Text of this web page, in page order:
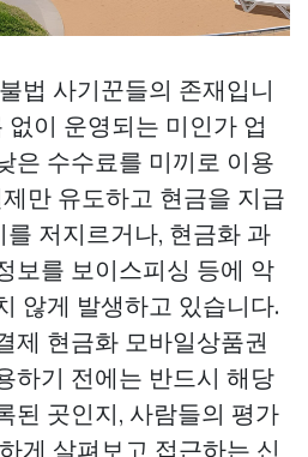
법 사기꾼들의 존재입니
이 운영되는 미인가 업
은 수수료를 미끼로 이용
만 유도하고 현금을 지급
를 저지르거나, 현금화 과
보를 보이스피싱 등에 악
않게 발생하고 있습니다.
제 현금화 모바일상품권
하기 전에는 반드시 해당
된 곳인지, 사람들의 평가
게 살펴보고 접근하는 신